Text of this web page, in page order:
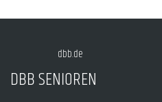
dbb.de
DBB SENIOREN